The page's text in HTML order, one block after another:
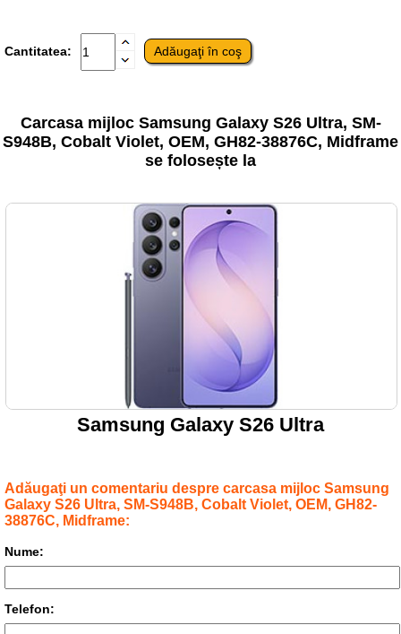
Cantitatea:
Carcasa mijloc Samsung Galaxy S26 Ultra, SM-
S948B, Cobalt Violet, OEM, GH82-38876C, Midframe
se folosește la
Samsung Galaxy S26 Ultra
Adăugaţi un comentariu despre carcasa mijloc Samsung
Galaxy S26 Ultra, SM-S948B, Cobalt Violet, OEM, GH82-
38876C, Midframe:
Nume:
Telefon: